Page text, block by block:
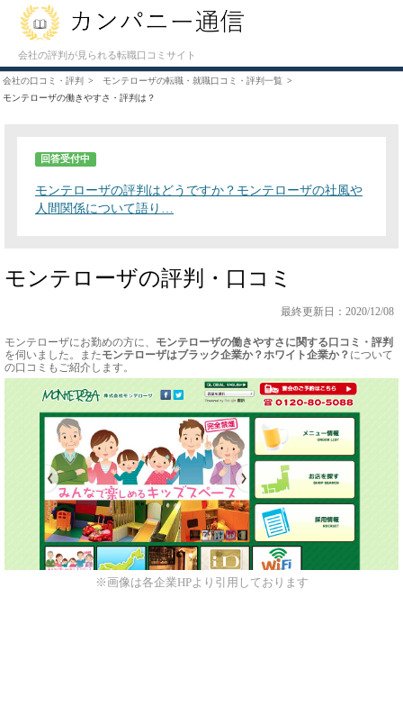
会社の評判が見られる転職口コミサイト
会社の口コミ・評判
モンテローザの転職・就職口コミ・評判一覧
モンテローザの働きやすさ・評判は？
回答受付中
モンテローザの評判はどうですか？モンテローザの社風や
人間関係について語り…
モンテローザの評判・口コミ
最終更新日：2020/12/08
モンテローザにお勤めの方に、 モンテローザの働きやすさに関する口コミ・評判
を伺いました。またモンテローザはブラック企業か？ホワイト企業か？ について
の口コミもご紹介します。
※画像は各企業HPより引用しております